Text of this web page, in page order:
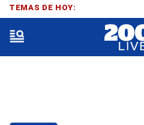
TEMAS DE HOY: